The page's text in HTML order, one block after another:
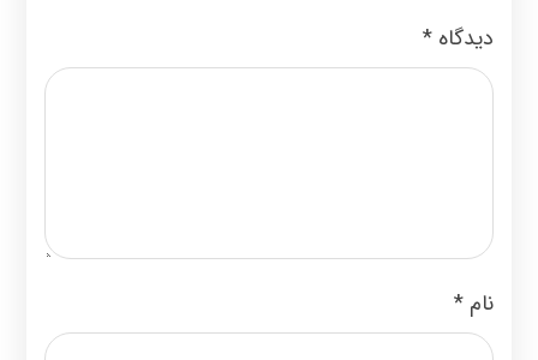
دیدگاه*
نام*